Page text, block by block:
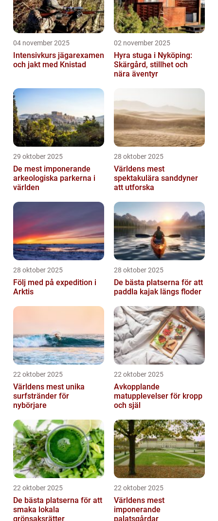
04 november 2025
Intensivkurs jägarexamen
och jakt med Knistad
02 november 2025
Hyra stuga i Nyköping:
Skärgård, stillhet och
nära äventyr
29 oktober 2025
De mest imponerande
arkeologiska parkerna i
världen
28 oktober 2025
Världens mest
spektakulära sanddyner
att utforska
28 oktober 2025
Följ med på expedition i
Arktis
28 oktober 2025
De bästa platserna för att
paddla kajak längs floder
22 oktober 2025
Världens mest unika
surfstränder för
nybörjare
22 oktober 2025
Avkopplande
matupplevelser för kropp
och själ
22 oktober 2025
De bästa platserna för att
smaka lokala
grönsaksrätter
22 oktober 2025
Världens mest
imponerande
palatsgårdar